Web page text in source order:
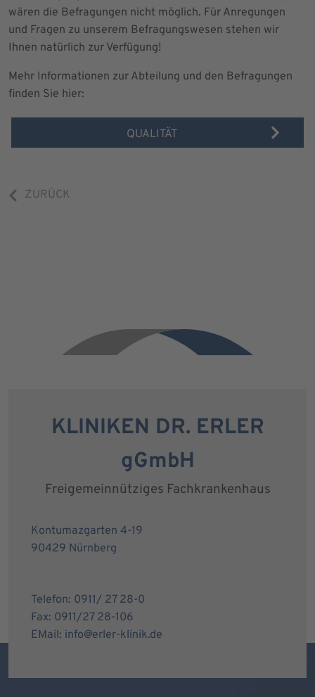
wären die Befragungen nicht möglich. Für Anregungen
und Fragen zu unserem Befragungswesen stehen wir
Ihnen natürlich zur Verfügung!
Mehr Informationen zur Abteilung und den Befragungen
finden Sie hier:
QUALITÄT
ZURÜCK
KLINIKEN DR. ERLER
gGmbH
Freigemeinnütziges Fachkrankenhaus
Kontumazgarten 4-19
90429 Nürnberg
Telefon: 0911/ 27 28-0
Fax: 0911/27 28-106
EMail: info@erler-klinik.de